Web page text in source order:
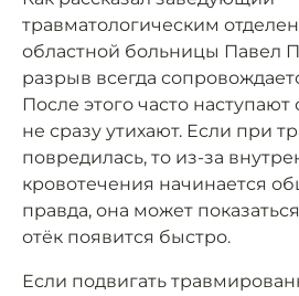
травматологическим
областной больницы Павел
разрыв всегда
После этого часто
не сразу утихают. Если при
повредилась, то из-за
кровотечения начинается
правда, она может
отёк появится быстро.
Если подвигать